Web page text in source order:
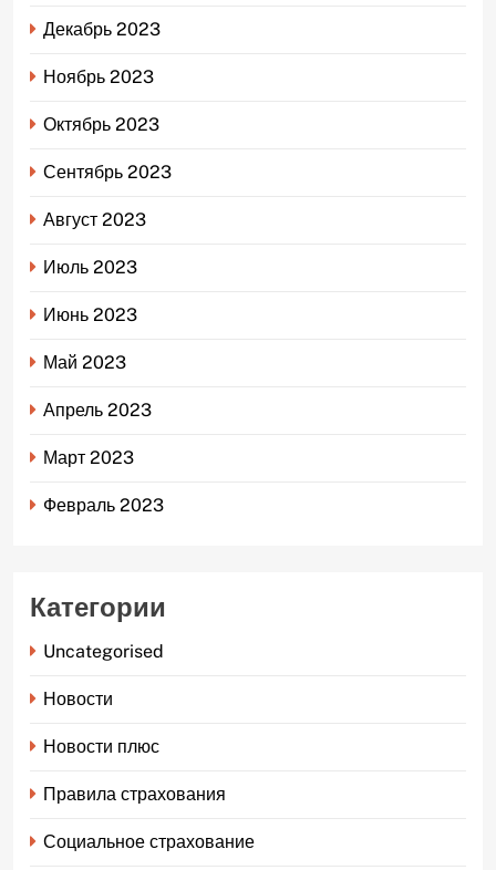
Декабрь 2023
Ноябрь 2023
Октябрь 2023
Сентябрь 2023
Август 2023
Июль 2023
Июнь 2023
Май 2023
Апрель 2023
Март 2023
Февраль 2023
Категории
Uncategorised
Новости
Новости плюс
Правила страхования
Социальное страхование